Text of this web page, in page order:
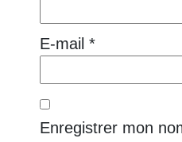
E-mail *
Enregistrer mon